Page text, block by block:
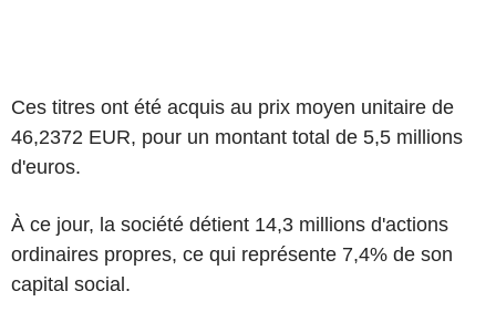
Ces titres ont été acquis au prix moyen unitaire de
46,2372 EUR, pour un montant total de 5,5 millions
d'euros.
À ce jour, la société détient 14,3 millions d'actions
ordinaires propres, ce qui représente 7,4% de son
capital social.